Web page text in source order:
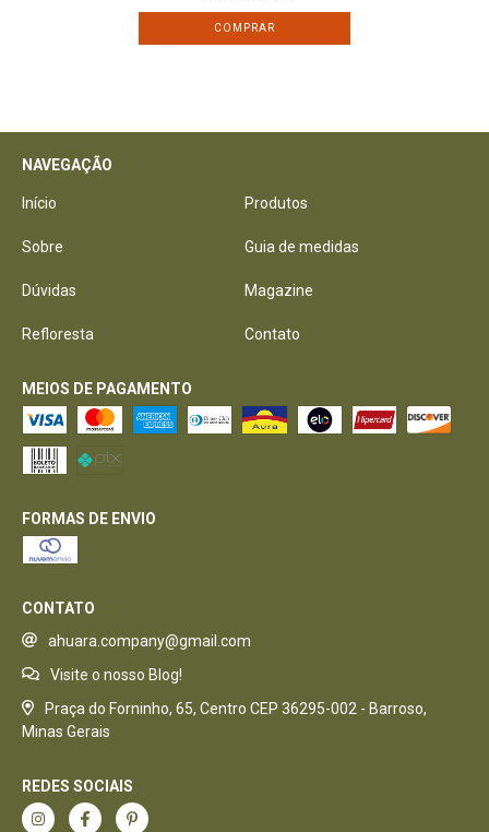
NAVEGAÇÃO
Início Produtos
Sobre Guia de medidas
Dúvidas Magazine
Refloresta Contato
MEIOS DE PAGAMENTO
FORMAS DE ENVIO
CONTATO
ahuara.company@gmail.com
Visite o nosso Blog!
Praça do Forninho, 65, Centro CEP 36295-002 - Barroso,
Minas Gerais
REDES SOCIAIS